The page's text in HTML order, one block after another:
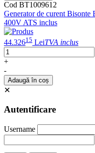
Cod BT1009612
Generator de curent
400V ATS inclus
44.32615 LeiTVA inclus
+
-
Adaugă în coș
✕
Autentificare
Username